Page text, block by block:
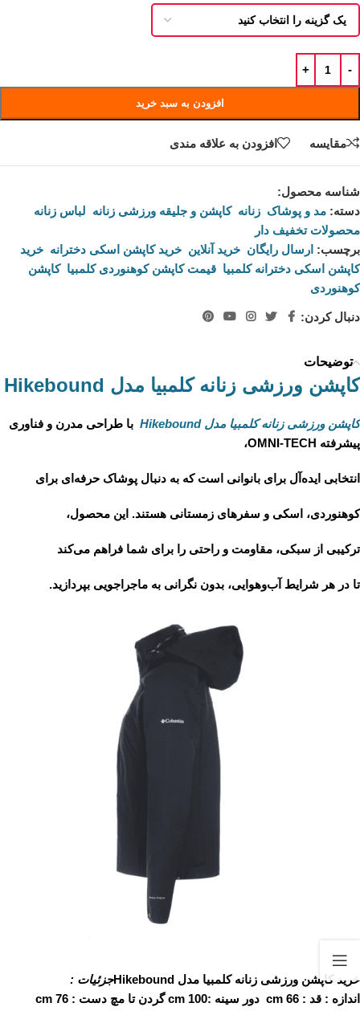
افزودن به سبد خرید
مقايسه افزودن به علاقه مندی
شناسه محصول:
دسته: مد و پوشاک زنانه کاپشن و جلیقه ورزشی زنانه لباس زنانه
محصولات تخفیف دار
برچسب: ارسال رایگان خرید آنلاین خرید کاپشن اسکی دخترانه خرید
کاپشن اسکی دخترانه کلمبیا قیمت کاپشن کوهنوردی کلمبیا کاپشن
کوهنوردی
دنبال کردن:
توضیحات
کاپشن ورزشی زنانه کلمبیا مدل Hikebound
کاپشن ورزشی زنانه کلمبیا مدل Hikebound
با طراحی مدرن و فناوری
پیشرفته OMNI-TECH،
انتخابی ایده‌آل برای بانوانی است که به دنبال پوشاک حرفه‌ای برای
کوهنوردی، اسکی و سفرهای زمستانی هستند. این محصول،
ترکیبی از سبکی، مقاومت و راحتی را برای شما فراهم می‌کند
تا در هر شرایط آب‌وهوایی، بدون نگرانی به ماجراجویی بپردازید.
خرید کاپشن ورزشی زنانه کلمبیا مدل Hikebound
جزئیات :
اندازه : قد : 66 cm دور سینه :100 cm گردن تا مچ دست : 76 cm